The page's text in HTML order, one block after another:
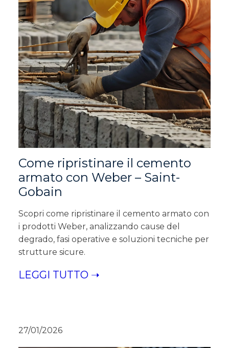
Come ripristinare il cemento
armato con Weber – Saint-
Gobain
Scopri come ripristinare il cemento armato con
i prodotti Weber, analizzando cause del
degrado, fasi operative e soluzioni tecniche per
strutture sicure.
LEGGI TUTTO ➝
27/01/2026